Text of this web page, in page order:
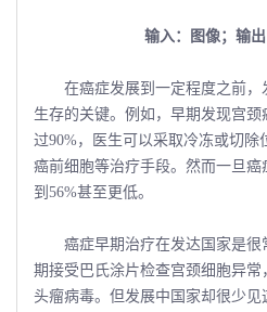
输入：图像；输
在癌症发展到一定程度之前，
生存的关键。例如，早期发现宫
过90%，医生可以采取冷冻或切除
癌前细胞等治疗手段。然而一旦
到56%甚至更低。
癌症早期治疗在发达国家是很
期接受巴氏涂片检查宫颈细胞异
头瘤病毒。但发展中国家却很少